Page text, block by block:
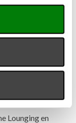
Lounging en